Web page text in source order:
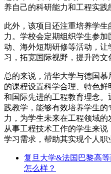
养自己的科研能力和工程实践
此外，该项目还注重培养学
力。学校会定期组织学生参
动、海外短期研修等活动，
习，拓宽国际视野，提升跨文
总的来说，清华大学与德国慕
的课程设置科学合理、特色
和国际先进的工程教育理念
践教学，能够有效培养学生
力，为学生未来在工程领域
从事工程技术工作的学生来
学习需求，帮助其实现个人职
复旦大学&法国巴黎高
怎么样？